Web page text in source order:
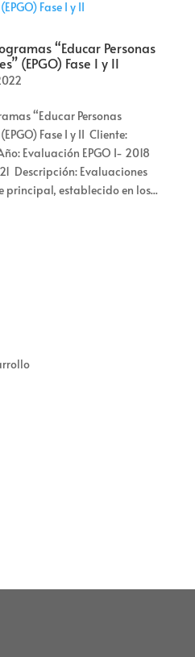
“Educar Personas
(EPGO) Fase I y II
“Educar Personas
Fase I y II Cliente:
Evaluación EPGO I- 2018
Descripción: Evaluaciones
principal, establecido en los...